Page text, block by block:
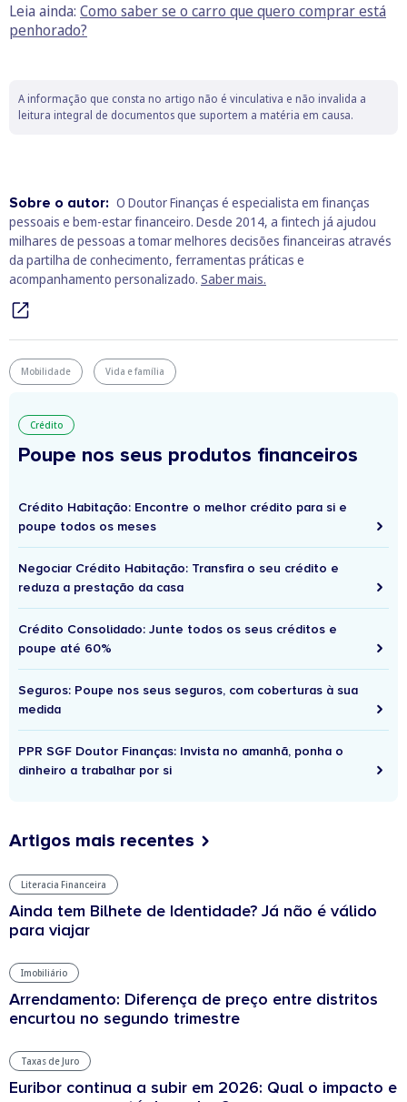
Leia ainda: Como saber se o carro que quero comprar está
penhorado?
A informação que consta no artigo não é vinculativa e não invalida a
leitura integral de documentos que suportem a matéria em causa.
Sobre o autor: O Doutor Finanças é especialista em finanças
pessoais e bem‑estar financeiro. Desde 2014, a fintech já ajudou
milhares de pessoas a tomar melhores decisões financeiras através
da partilha de conhecimento, ferramentas práticas e
acompanhamento personalizado. Saber mais.
Mobilidade Vida e família
Crédito
Poupe nos seus produtos financeiros
Crédito Habitação: Encontre o melhor crédito para si e
poupe todos os meses
Negociar Crédito Habitação: Transfira o seu crédito e
reduza a prestação da casa
Crédito Consolidado: Junte todos os seus créditos e
poupe até 60%
Seguros: Poupe nos seus seguros, com coberturas à sua
medida
PPR SGF Doutor Finanças: Invista no amanhã, ponha o
dinheiro a trabalhar por si
Artigos mais recentes
Literacia Financeira
Ainda tem Bilhete de Identidade? Já não é válido
para viajar
Imobiliário
Arrendamento: Diferença de preço entre distritos
encurtou no segundo trimestre
Taxas de Juro
Euribor continua a subir em 2026: Qual o impacto e